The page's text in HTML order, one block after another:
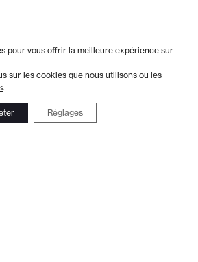
pour vous offrir la meilleure expérience sur
sur les cookies que nous utilisons ou les
.
Réglages